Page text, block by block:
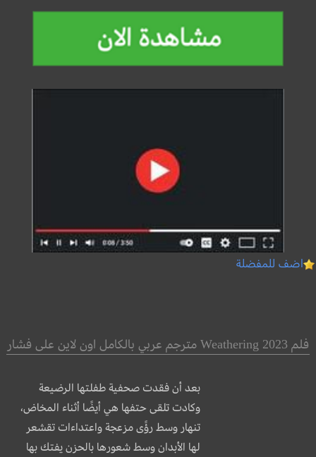
اضف للمفضلة
فلم Weathering 2023 مترجم عربي بالكامل اون لاين على فشار
بعد أن فقدت صحفية طفلتها الرضيعة
وكادت تلقى حتفها هي أيضًا أثناء المخاض،
تنهار وسط رؤًى مزعجة واعتداءات تقشعر
لها الأبدان وسط شعورها بالحزن يفتك بها